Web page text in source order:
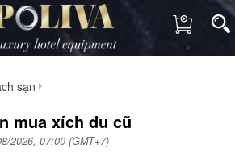
sạn
mua xích đu cũ
2026, 07:00 (GMT+7)